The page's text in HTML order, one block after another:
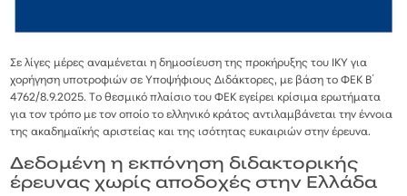
Σε λίγες μέρες αναμένεται η δημοσίευση της προκήρυξης του ΙΚΥ για
χορήγηση υποτροφιών σε Υποψήφιους Διδάκτορες, με βάση το ΦΕΚ Β΄
4762/8.9.2025. Το θεσμικό πλαίσιο του ΦΕΚ εγείρει κρίσιμα ερωτήματα
για τον τρόπο με τον οποίο το ελληνικό κράτος αντιλαμβάνεται την έννοια
της ακαδημαϊκής αριστείας και της ισότητας ευκαιριών στην έρευνα.
Δεδομένη η εκπόνηση διδακτορικής
έρευνας χωρίς αποδοχές στην Ελλάδα